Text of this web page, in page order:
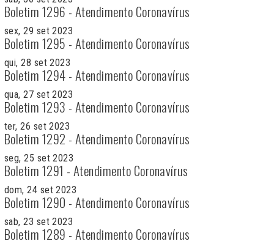
Boletim 1296 - Atendimento Coronavírus
sex, 29 set 2023
Boletim 1295 - Atendimento Coronavírus
qui, 28 set 2023
Boletim 1294 - Atendimento Coronavírus
qua, 27 set 2023
Boletim 1293 - Atendimento Coronavírus
ter, 26 set 2023
Boletim 1292 - Atendimento Coronavírus
seg, 25 set 2023
Boletim 1291 - Atendimento Coronavírus
dom, 24 set 2023
Boletim 1290 - Atendimento Coronavírus
sab, 23 set 2023
Boletim 1289 - Atendimento Coronavírus